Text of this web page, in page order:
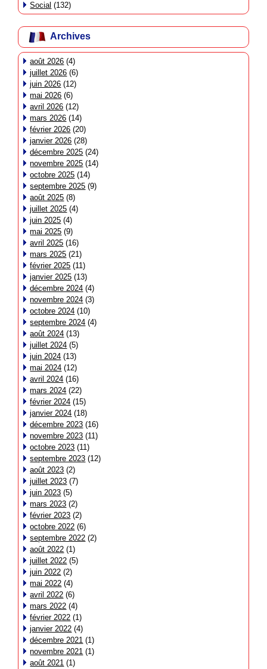
Social (132)
Archives
août 2026 (4)
juillet 2026 (6)
juin 2026 (12)
mai 2026 (6)
avril 2026 (12)
mars 2026 (14)
février 2026 (20)
janvier 2026 (28)
décembre 2025 (24)
novembre 2025 (14)
octobre 2025 (14)
septembre 2025 (9)
août 2025 (8)
juillet 2025 (4)
juin 2025 (4)
mai 2025 (9)
avril 2025 (16)
mars 2025 (21)
février 2025 (11)
janvier 2025 (13)
décembre 2024 (4)
novembre 2024 (3)
octobre 2024 (10)
septembre 2024 (4)
août 2024 (13)
juillet 2024 (5)
juin 2024 (13)
mai 2024 (12)
avril 2024 (16)
mars 2024 (22)
février 2024 (15)
janvier 2024 (18)
décembre 2023 (16)
novembre 2023 (11)
octobre 2023 (11)
septembre 2023 (12)
août 2023 (2)
juillet 2023 (7)
juin 2023 (5)
mars 2023 (2)
février 2023 (2)
octobre 2022 (6)
septembre 2022 (2)
août 2022 (1)
juillet 2022 (5)
juin 2022 (2)
mai 2022 (4)
avril 2022 (6)
mars 2022 (4)
février 2022 (1)
janvier 2022 (4)
décembre 2021 (1)
novembre 2021 (1)
août 2021 (1)